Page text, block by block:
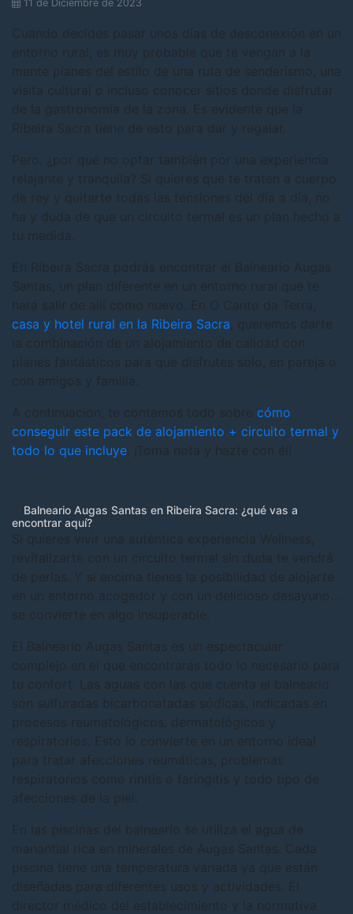
11 de Diciembre de 2023
Cuando decides pasar unos días de desconexión en un
entorno rural, es muy probable que te vengan a la
mente planes del estilo de una ruta de senderismo, una
visita cultural o incluso conocer sitios donde disfrutar
de la gastronomía de la zona. Es evidente que la
Ribeira Sacra tiene de esto para dar y regalar.
Pero, ¿por qué no optar también por una experiencia
relajante y tranquila? Si quieres que te traten a cuerpo
de rey y quitarte todas las tensiones del día a día, no
ha y duda de que un circuito termal es un plan hecho a
tu medida.
En Ribeira Sacra podrás encontrar el Balneario Augas
Santas, un plan diferente en un entorno rural que te
hará salir de allí como nuevo. En O Canto da Terra,
casa y hotel rural en la Ribeira Sacra, queremos darte
la combinación de un alojamiento de calidad con
planes fantásticos para que disfrutes solo, en pareja o
con amigos y familia.
A continuación, te contamos todo sobre cómo
conseguir este pack de alojamiento + circuito termal y
todo lo que incluye. ¡Toma nota y hazte con él!
Balneario Augas Santas en Ribeira Sacra: ¿qué vas a
encontrar aquí?
Si quieres vivir una auténtica experiencia Wellness,
revitalizarte con un circuito termal sin duda te vendrá
de perlas. Y si encima tienes la posibilidad de alojarte
en un entorno acogedor y con un delicioso desayuno…
se convierte en algo insuperable.
El Balneario Augas Santas es un espectacular
complejo en el que encontrarás todo lo necesario para
tu confort. Las aguas con las que cuenta el balneario
son sulfuradas bicarbonatadas sódicas, indicadas en
procesos reumatológicos, dermatológicos y
respiratorios. Esto lo convierte en un entorno ideal
para tratar afecciones reumáticas, problemas
respiratorios como rinitis o faringitis y todo tipo de
afecciones de la piel.
En las piscinas del balneario se utiliza el agua de
manantial rica en minerales de Augas Santas. Cada
piscina tiene una temperatura variada ya que están
diseñadas para diferentes usos y actividades. El
director médico del establecimiento y la normativa